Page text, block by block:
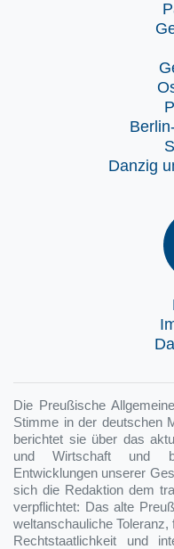
Danzig
Die Preußische
Stimme in der deutschen
berichtet sie über das
und Wirtschaft und
Entwicklungen unserer
sich die Redaktion dem
verpflichtet: Das alte
weltanschauliche
Rechtstaatlichkeit und